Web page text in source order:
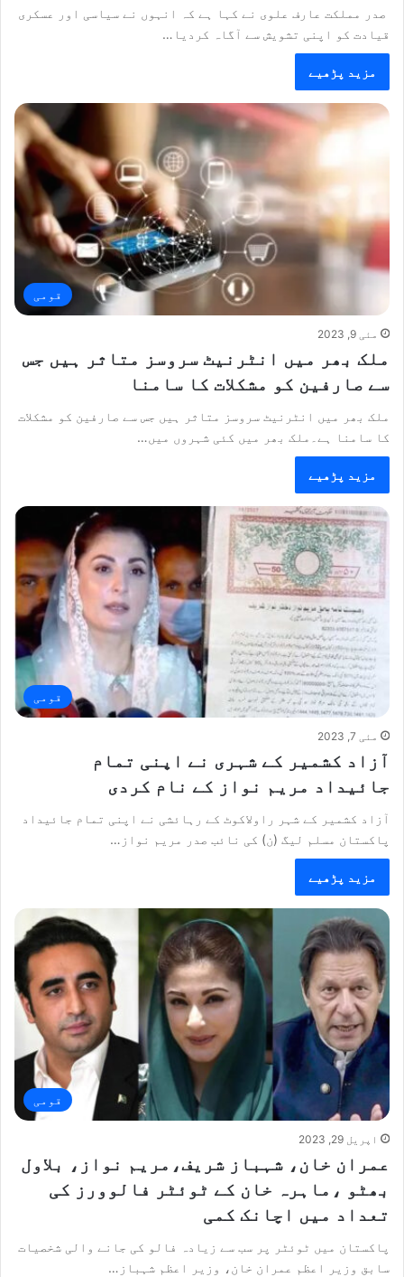
صدر مملکت عارف علوی نے کہا ہے کہ انہوں نے سیاسی اور عسکری
قیادت کو اپنی تشویش سے آگاہ کردیا…
مزید پڑھیے
قومی
مئی 9, 2023
ملک بھر میں انٹرنیٹ سروسز متاثر ہیں جس
سے صارفین کو مشکلات کا سامنا
ملک بھر میں انٹرنیٹ سروسز متاثر ہیں جس سے صارفین کو مشکلات
کا سامنا ہے۔ملک بھر میں کئی شہروں میں…
مزید پڑھیے
قومی
مئی 7, 2023
آزاد کشمیر کے شہری نے اپنی تمام
جائیداد مریم نواز کے نام کردی
آزاد کشمیر کے شہر راولاکوٹ کے رہائشی نے اپنی تمام جائیداد
پاکستان مسلم لیگ (ن) کی نائب صدر مریم نواز…
مزید پڑھیے
قومی
اپریل 29, 2023
عمران خان، شہباز شریف،مریم نواز، بلاول
بھٹو ،ماہرہ خان کے ٹوئٹر فالوورز کی
تعداد میں اچانک کمی
پاکستان میں ٹوئٹر پر سب سے زیادہ فالو کی جانے والی شخصیات
سابق وزیر اعظم عمران خان، وزیر اعظم شہباز…